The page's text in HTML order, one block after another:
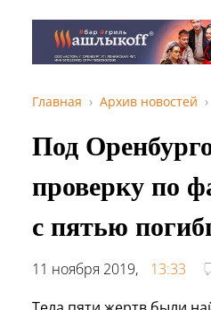
Главная Архив новостей
Под
проверку по
с пятью
11 ноября 2019,
13:33